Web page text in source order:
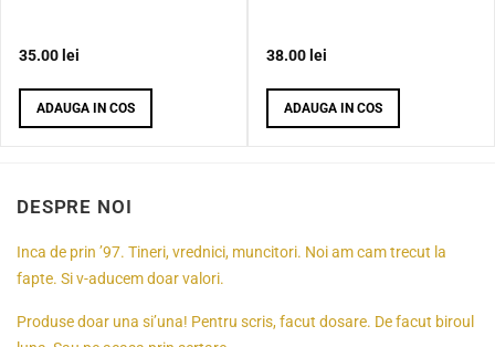
35.00 lei
ADAUGA IN COS
38.00 lei
ADAUGA IN COS
DESPRE NOI
Inca de prin ’97. Tineri, vrednici, muncitori. Noi am cam trecut la
fapte. Si v-aducem doar valori.
Produse doar una si’una! Pentru scris, facut dosare. De facut biroul